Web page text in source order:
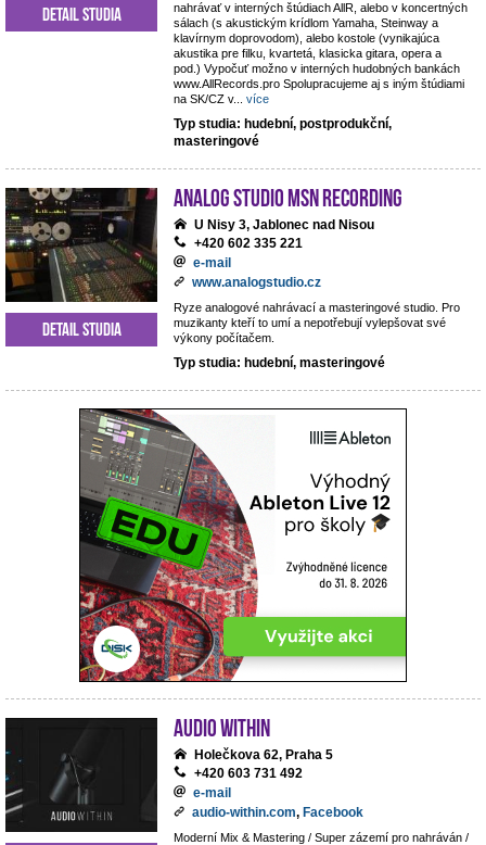
nahrávať v interných štúdiach AllR, alebo v koncertných
sálach (s akustickým krídlom Yamaha, Steinway a
klavírnym doprovodom), alebo kostole (vynikajúca
akustika pre filku, kvartetá, klasicka gitara, opera a
pod.) Vypočuť možno v interných hudobných bankách
www.AllRecords.pro Spolupracujeme aj s iným štúdiami
na SK/CZ v... více
Typ studia: hudební, postprodukční,
masteringové
Detail studia
analog studio MSN recording
U Nisy 3, Jablonec nad Nisou
+420 602 335 221
e-mail
www.analogstudio.cz
Ryze analogové nahrávací a masteringové studio. Pro
muzikanty kteří to umí a nepotřebují vylepšovat své
výkony počítačem.
Typ studia: hudební, masteringové
Detail studia
Audio Within
Holečkova 62, Praha 5
+420 603 731 492
e-mail
audio-within.com, Facebook
Moderní Mix & Mastering / Super zázemí pro nahráván /